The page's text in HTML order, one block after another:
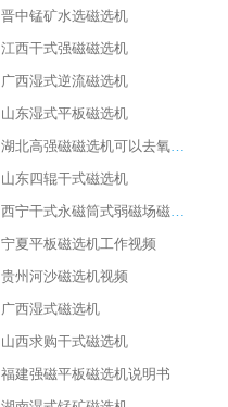
晋中锰矿水选磁选机
江西干式强磁磁选机
广西湿式逆流磁选机
山东湿式平板磁选机
湖北高强磁磁选机可以去氧化铝
山东四辊干式磁选机
西宁干式永磁筒式弱磁场磁选机结构图
宁夏平板磁选机工作视频
贵州河沙磁选机视频
广西湿式磁选机
山西求购干式磁选机
福建强磁平板磁选机说明书